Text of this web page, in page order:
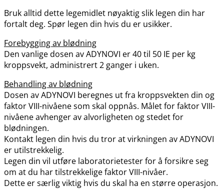
Bruk alltid dette legemidlet nøyaktig slik legen din har
fortalt deg. Spør legen din hvis du er usikker.
Forebygging av blødning
Den vanlige dosen av ADYNOVI er 40 til 50 IE per kg
kroppsvekt, administrert 2 ganger i uken.
Behandling av blødning
Dosen av ADYNOVI beregnes ut fra kroppsvekten din og
faktor VIII-nivåene som skal oppnås. Målet for faktor VIII-
nivåene avhenger av alvorligheten og stedet for
blødningen.
Kontakt legen din hvis du tror at virkningen av ADYNOVI
er utilstrekkelig.
Legen din vil utføre laboratorietester for å forsikre seg
om at du har tilstrekkelige faktor VIII-nivåer.
Dette er særlig viktig hvis du skal ha en større operasjon.